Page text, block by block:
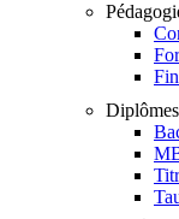
Diplômes